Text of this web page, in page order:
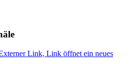
Link, Link öffnet ein neues